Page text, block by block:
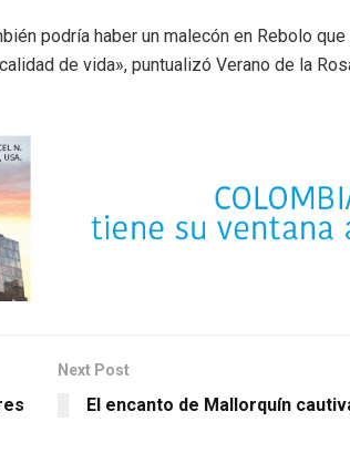
podría haber un malecón en Rebolo
de vida», puntualizó Verano de la
Next Post
El encanto de Mallorquín